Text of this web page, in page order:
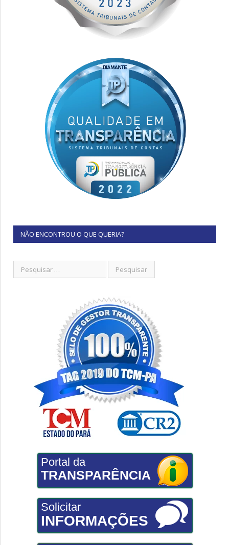
NÃO ENCONTROU O QUE QUERIA?
Portal da
TRANSPARÊNCIA
Solicitar
INFORMAÇÕES